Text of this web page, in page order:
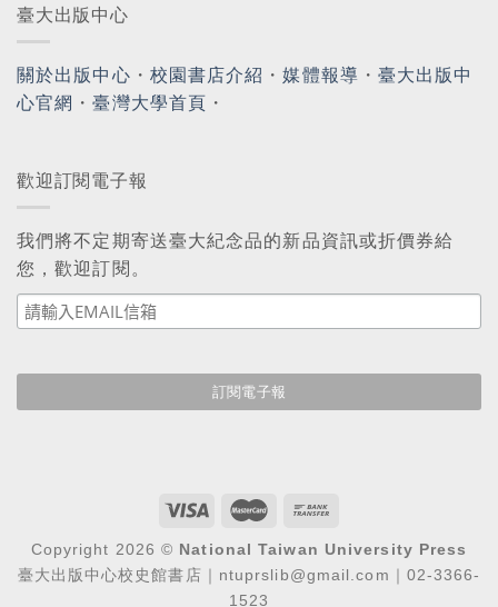
臺大出版中心
關於出版中心 ・ 校園書店介紹 ・媒體報導 ・ 臺大出版中
心官網 ・臺灣大學首頁 ・
歡迎訂閱電子報
我們將不定期寄送臺大紀念品的新品資訊或折價券給
您，歡迎訂閱。
Copyright 2026 © National Taiwan University Press
臺大出版中心校史館書店｜ntuprslib@gmail.com｜02-3366-
1523